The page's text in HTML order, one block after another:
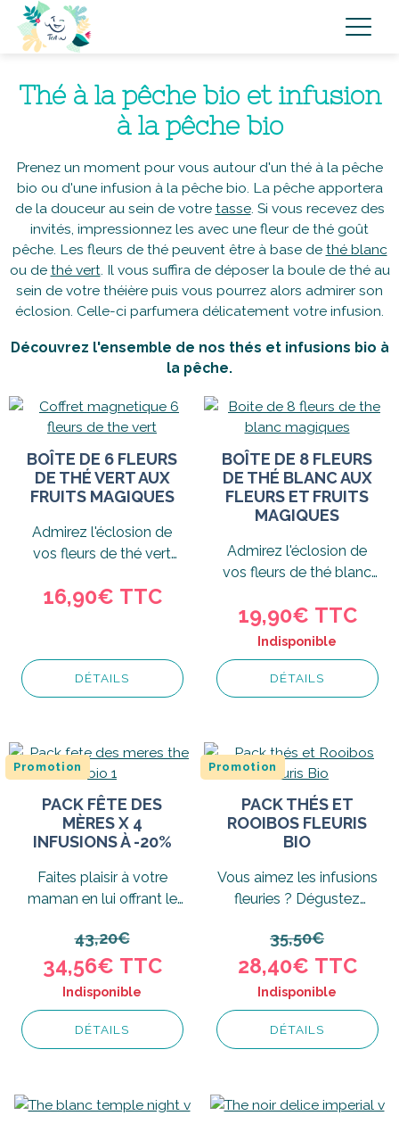
Thé à la pêche bio et infusion
à la pêche bio
Prenez un moment pour vous autour d'un thé à la pêche
bio ou d'une infusion à la pêche bio. La pêche apportera
de la douceur au sein de votre tasse. Si vous recevez des
invités, impressionnez les avec une fleur de thé goût
pêche. Les fleurs de thé peuvent être à base de thé blanc
ou de thé vert. Il vous suffira de déposer la boule de thé au
sein de votre théière puis vous pourrez alors admirer son
éclosion. Celle-ci parfumera délicatement votre infusion.
Découvrez l'ensemble de nos thés et infusions bio à
la pêche.
BOÎTE DE 6 FLEURS
DE THÉ VERT AUX
FRUITS MAGIQUES
Admirez l'éclosion de
vos fleurs de thé vert
dégustez...
16,90€ TTC
DÉTAILS
BOÎTE DE 8 FLEURS
DE THÉ BLANC AUX
FLEURS ET FRUITS
MAGIQUES
Admirez l'éclosion de
vos fleurs de thé blanc
fruitées...
19,90€ TTC
Indisponible
DÉTAILS
Promotion
PACK FÊTE DES
MÈRES X 4
INFUSIONS À -20%
Faites plaisir à votre
maman en lui offrant le
W et bénéficiez...
43,20€
34,56€ TTC
Indisponible
DÉTAILS
Promotion
PACK THÉS ET
ROOIBOS FLEURIS
BIO
Vous aimez les infusions
fleuries ? Dégustez
rooibos fleuris Bio Tea...
35,50€
28,40€ TTC
Indisponible
DÉTAILS